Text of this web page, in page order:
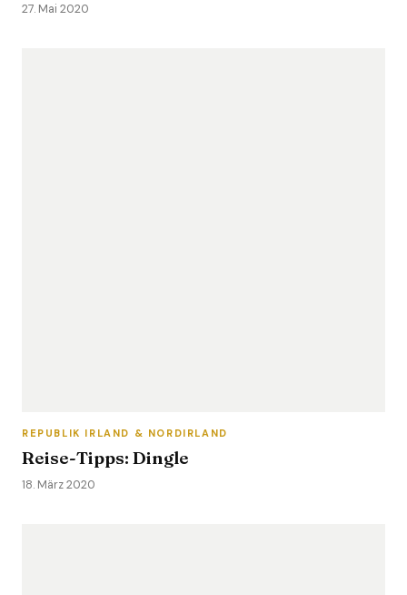
27. Mai 2020
REPUBLIK IRLAND & NORDIRLAND
Reise-Tipps: Dingle
18. März 2020